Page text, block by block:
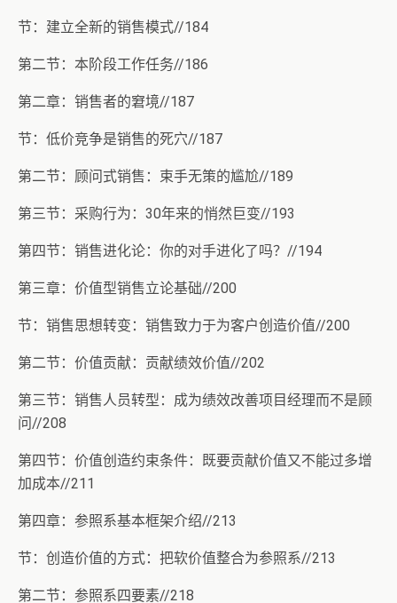
节：建立全新的销售模式//184
第二节：本阶段工作任务//186
第二章：销售者的窘境//187
节：低价竞争是销售的死穴//187
第二节：顾问式销售：束手无策的尴尬//189
第三节：采购行为：30年来的悄然巨变//193
第四节：销售进化论：你的对手进化了吗？//194
第三章：价值型销售立论基础//200
节：销售思想转变：销售致力于为客户创造价值//200
第二节：价值贡献：贡献绩效价值//202
第三节：销售人员转型：成为绩效改善项目经理而不是顾
问//208
第四节：价值创造约束条件：既要贡献价值又不能过多增
加成本//211
第四章：参照系基本框架介绍//213
节：创造价值的方式：把软价值整合为参照系//213
第二节：参照系四要素//218